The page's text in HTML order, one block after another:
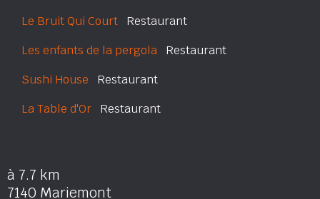
Le Bruit Qui Court Restaurant
Les enfants de la pergola Restaurant
Sushi House Restaurant
La Table d'Or Restaurant
à 7.7 km
7140 Mariemont